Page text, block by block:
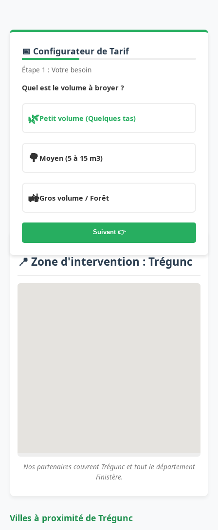
📅 Configurateur de Tarif
Étape 1 : Votre besoin
Quel est le volume à broyer ?
🌿Petit volume (Quelques tas)
🌳 Moyen (5 à 15 m3)
🚜Gros volume / Forêt
Suivant 👉
📍 Zone d'intervention : Trégunc
Nos partenaires couvrent Trégunc et tout le département
Finistère.
Villes à proximité de Trégunc